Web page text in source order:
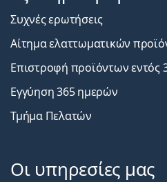
Συχνές ερωτήσεις
Αίτημα ελαττωματικών
Επιστροφή προϊόντων εντός
Εγγύηση 365 ημερών
Τμήμα Πελατών
Οι υπηρεσίες μας